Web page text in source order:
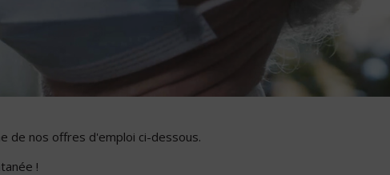
de nos offres d'emploi ci-dessous.
!